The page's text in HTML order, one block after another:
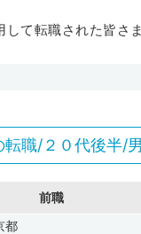
て転職された皆さ
転職/２０代後半/
前職
都